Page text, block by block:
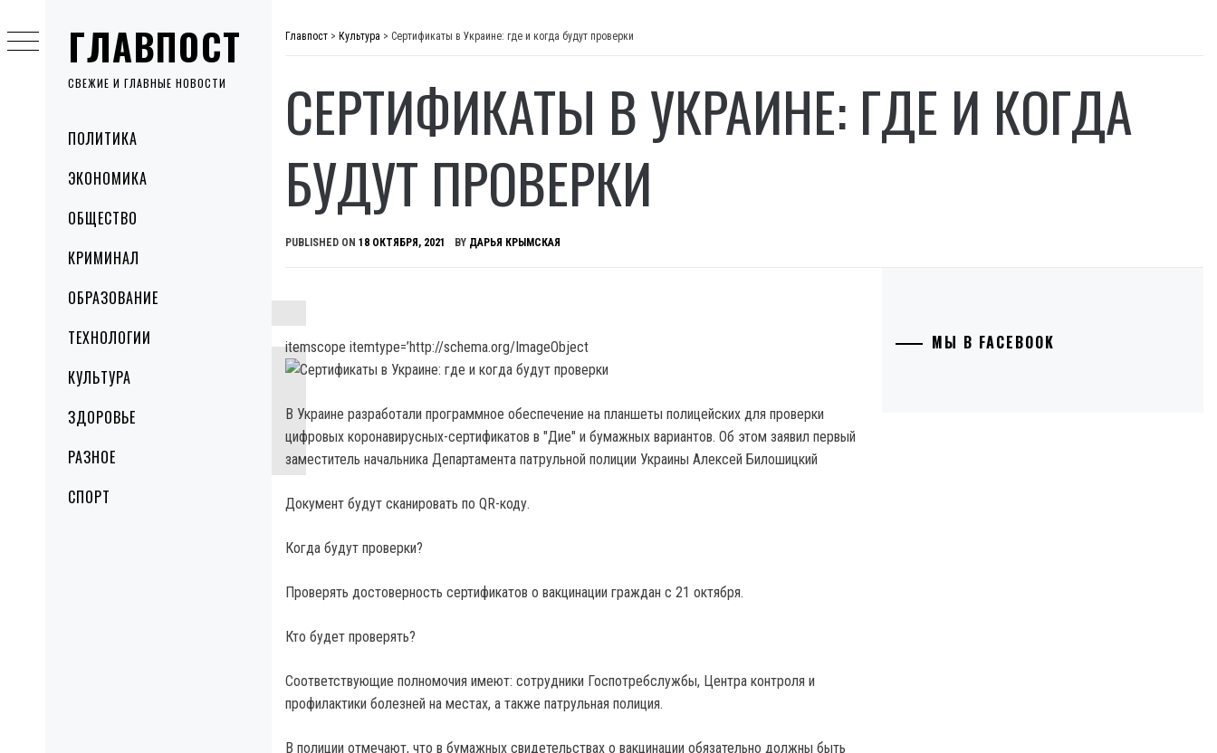
ГЛАВПОСТ
СВЕЖИЕ И ГЛАВНЫЕ НОВОСТИ
MenuПОЛИТИКА
ЭКОНОМИКА
ОБЩЕСТВО
КРИМИНАЛ
ОБРАЗОВАНИЕ
ТЕХНОЛОГИИ
КУЛЬТУРА
ЗДОРОВЬЕ
РАЗНОЕ
СПОРТ
to
content
Главпост > Культура > Сертификаты в Украине: где и когда будут проверки
СЕРТИФИКАТЫ В УКРАИНЕ: ГДЕ И КОГДА
БУДУТ ПРОВЕРКИ
PUBLISHED ON 18 ОКТЯБРЯ, 2021 BY ДАРЬЯ КРЫМСКАЯ
itemscope itemtype=’http://schema.org/ImageObject
В Украине разработали программное обеспечение на планшеты полицейских для проверки
цифровых коронавирусных-сертификатов в "Дие" и бумажных вариантов. Об этом заявил первый
заместитель начальника Департамента патрульной полиции Украины Алексей Билошицкий
Документ будут сканировать по QR-коду.
Когда будут проверки?
Проверять достоверность сертификатов о вакцинации граждан с 21 октября.
Кто будет проверять?
Соответствующие полномочия имеют: сотрудники Госпотребслужбы, Центра контроля и
профилактики болезней на местах, а также патрульная полиция.
В полиции отмечают, что в бумажных свидетельствах о вакцинации обязательно должны быть
МЫ В FACEBOOK